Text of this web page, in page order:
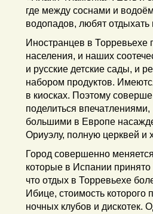
где между соснами и
водопадов, любят отдыхать
Иностранцев в Торревьехе
населения, и наших
и русские детские сады, и
набором продуктов.
в киосках. Поэтому
поделиться
большими в Европе
Ориуэлу, полную церквей и
Город совершенно
которые в Испании
что отдых в Торревьехе
Ибице, стоимость
ночных клубов и дискотек.